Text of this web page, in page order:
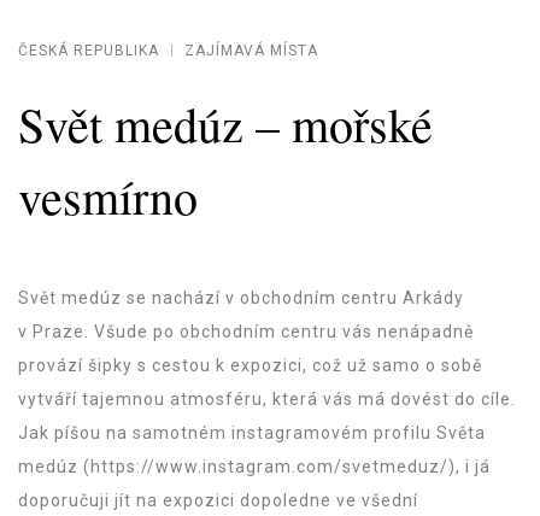
ČESKÁ REPUBLIKA ZAJÍMAVÁ MÍSTA
Svět medúz – mořské
vesmírno
Svět medúz se nachází v obchodním centru Arkády
v Praze. Všude po obchodním centru vás nenápadně
provází šipky s cestou k expozici, což už samo o sobě
vytváří tajemnou atmosféru, která vás má dovést do cíle.
Jak píšou na samotném instagramovém profilu Světa
medúz (https://www.instagram.com/svetmeduz/), i já
doporučuji jít na expozici dopoledne ve všední